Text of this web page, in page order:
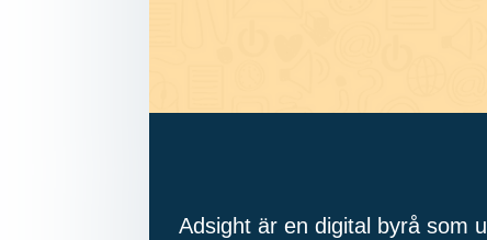
Adsight är en digital byrå som